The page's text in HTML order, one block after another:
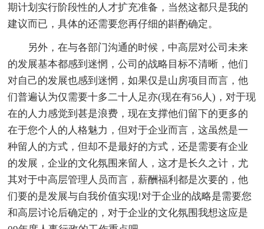
期计划实行阶段性的人才扩充准备，当然这都只是我的
建议而已，具体的还需要您再仔细的斟酌确定。
另外，在与各部门沟通的时候，中高层对公司未来
的发展基本都感到迷惘，公司的战略目标不清晰，他们
对自己的发展也感到迷惘，如果仅是山房项目而言，他
们普遍认为仅需要十多二十人足亦(现在有56人)，对于现
在的人力感觉到甚是浪费，现在支撑他们留下的更多的
在于您个人的人格魅力，但对于企业而言，这虽然是一
种留人的方式，但却不是最好的方式，还是需要有企业
的发展，企业的文化氛围来留人，这才是长久之计，尤
其对于中高层管理人员而言，薪酬福利都是次要的，他
们要的是发展与自我价值实现!对于企业的战略是需要您
和高层讨论后确定的，对于企业的文化氛围我想这应是